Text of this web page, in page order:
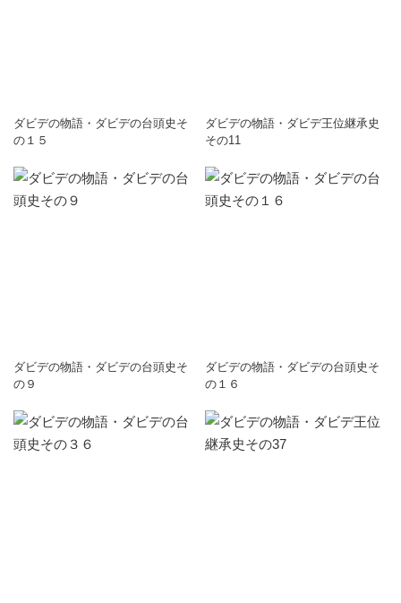
ダビデの物語・ダビデの台頭史そ
の１５
ダビデの物語・ダビデ王位継承史
その11
ダビデの物語・ダビデの台頭史そ
の９
ダビデの物語・ダビデの台頭史そ
の１６